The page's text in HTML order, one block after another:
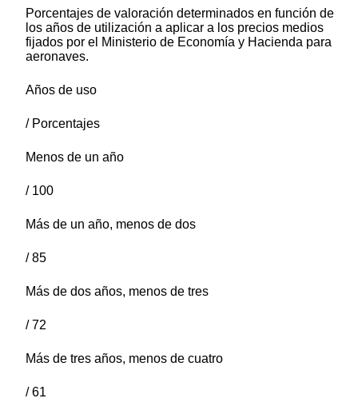
Porcentajes de valoración determinados en función de
los años de utilización a aplicar a los precios medios
fijados por el Ministerio de Economía y Hacienda para
aeronaves.
Años de uso
/ Porcentajes
Menos de un año
/ 100
Más de un año, menos de dos
/ 85
Más de dos años, menos de tres
/ 72
Más de tres años, menos de cuatro
/ 61